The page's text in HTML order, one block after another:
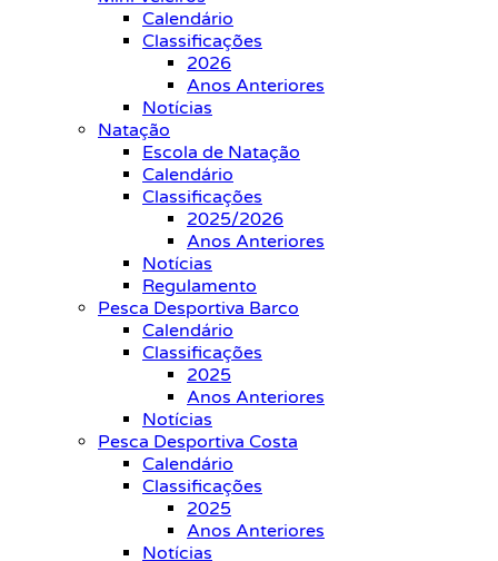
Calendário
Classificações
2026
Anos Anteriores
Notícias
Natação
Escola de Natação
Calendário
Classificações
2025/2026
Anos Anteriores
Notícias
Regulamento
Pesca Desportiva Barco
Calendário
Classificações
2025
Anos Anteriores
Notícias
Pesca Desportiva Costa
Calendário
Classificações
2025
Anos Anteriores
Notícias